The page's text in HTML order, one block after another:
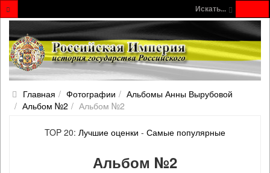
Искать...
Главная Фотографии
Альбомы Анны Вырубовой
Альбом №2
Альбом №2
TOP 20: Лучшие оценки - Самые популярные
Альбом №2